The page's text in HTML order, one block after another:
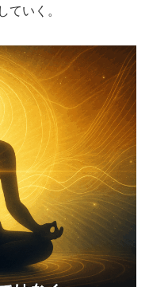
ていく。